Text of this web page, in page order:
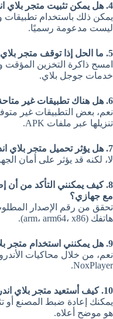
4. هل يمكن تثبيت متجر بلاي اندرويد على أجهزة هواوي؟
ليست مدعومة رسميًا.
5. ما الحل إذا توقف متجر بلاي اندرويد عن العمل فجأة؟
امسح ذاكرة التخزين المؤقت
خدمات جوجل بلاي.
6. هل هناك تطبيقات غير متاحة في متجر بلاي اندرويد؟
نعم، بعض التطبيقات غير
تنزيلها عبر ملفات APK.
7. هل يؤثر تحميل متجر بلاي اندرويد يدويًا على الضمان؟
لا، لكنه قد يؤثر على أمان
8. كيف يمكنني التأكد من أن
مع جهازي؟
تحقق من رقم الإصدار
هاتفك (arm، arm64، x86).
9. هل يمكنني استخدام متجر بلاي اندرويد على الكمبيوتر؟
NoxPlayer.
10. كيف أستعيد متجر بلاي اندرويد إذا تم حذفه بالخطأ؟
هو موضح أعلاه.